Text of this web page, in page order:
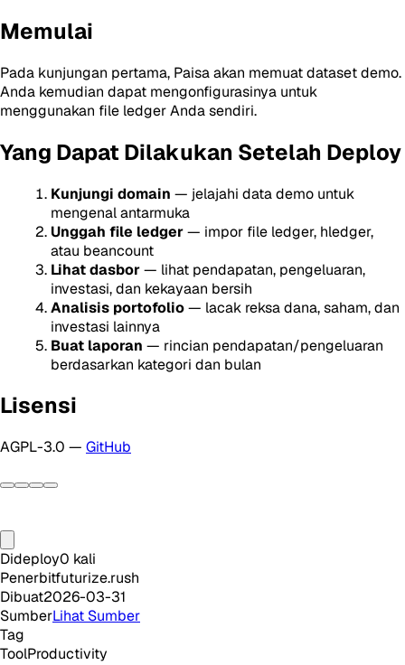
Memulai
Pada kunjungan pertama, Paisa akan memuat dataset demo.
Anda kemudian dapat mengonfigurasinya untuk
menggunakan file ledger Anda sendiri.
Yang Dapat Dilakukan Setelah Deploy
Kunjungi domain — jelajahi data demo untuk
mengenal antarmuka
Unggah file ledger— impor file ledger, hledger,
atau beancount
Lihat dasbor— lihat pendapatan, pengeluaran,
investasi, dan kekayaan bersih
Analisis portofolio— lacak reksa dana, saham, dan
investasi lainnya
Buat laporan — rincian pendapatan/pengeluaran
berdasarkan kategori dan bulan
Lisensi
AGPL-3.0 — GitHub
Dideploy0 kali
Penerbitfuturize.rush
Dibuat2026-03-31
SumberLihat Sumber
Tag
ToolProductivity